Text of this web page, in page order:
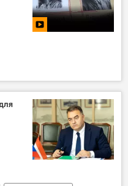
войне
войне